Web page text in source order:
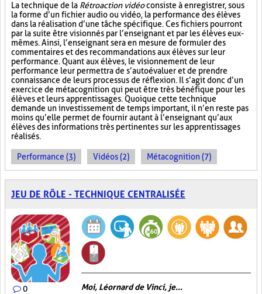
La technique de la Rétroaction vidéoconsiste à enregistrer, sous
la forme d’un fichier audio ou vidéo, la performance des élèves
dans la réalisation d’une tâche spécifique. Ces fichiers pourront
par la suite être visionnés par l’enseignant et par les élèves eux-
mêmes. Ainsi, l’enseignant sera en mesure de formuler des
commentaires et des recommandations aux élèves sur leur
performance. Quant aux élèves, le visionnement de leur
performance leur permettra de s’autoévaluer et de prendre
connaissance de leurs processus de réflexion. Il s’agit donc d’un
exercice de métacognition qui peut être très bénéfique pour les
élèves et leurs apprentissages. Quoique cette technique
demande un investissement de temps important, il n’en reste pas
moins qu’elle permet de fournir autant à l’enseignant qu’aux
élèves des informations très pertinentes sur les apprentissages
réalisés.
Performance (3) Vidéos (2) Métacognition (7)
JEU DE RÔLE - TECHNIQUE CENTRALISÉE
0 Moi, Léornard de Vinci, je...